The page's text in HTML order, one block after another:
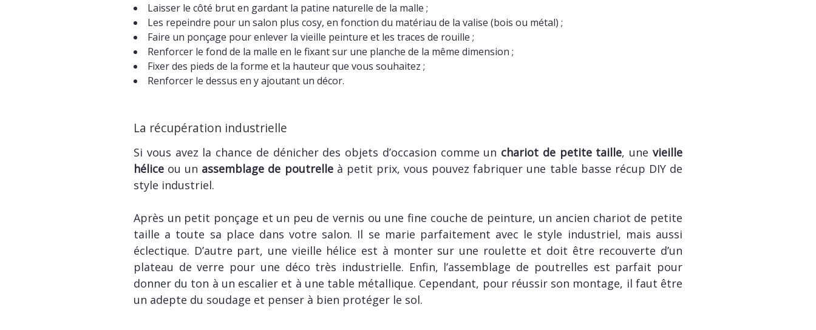
Laisser le côté brut en gardant la patine naturelle de la malle ;
Les repeindre pour un salon plus cosy, en fonction du matériau de la valise (bois ou métal) ;
Faire un ponçage pour enlever la vieille peinture et les traces de rouille ;
Renforcer le fond de la malle en le fixant sur une planche de la même dimension ;
Fixer des pieds de la forme et la hauteur que vous souhaitez ;
Renforcer le dessus en y ajoutant un décor.
La récupération industrielle
Si vous avez la chance de dénicher des objets d’occasion comme un chariot de petite taille, unevieille
hélice ou un assemblage de poutrelleà petit prix, vous pouvez fabriquer une table basse récup DIY de
style industriel.
Après un petit ponçage et un peu de vernis ou une fine couche de peinture, un ancien chariot de petite
taille a toute sa place dans votre salon. Il se marie parfaitement avec le style industriel, mais aussi
éclectique. D’autre part, une vieille hélice est à monter sur une roulette et doit être recouverte d’un
plateau de verre pour une déco très industrielle. Enfin, l’assemblage de poutrelles est parfait pour
donner du ton à un escalier et à une table métallique. Cependant, pour réussir son montage, il faut être
un adepte du soudage et penser à bien protéger le sol.